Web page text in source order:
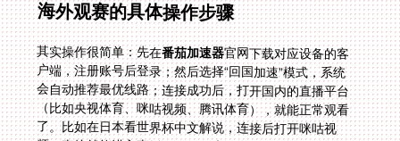
海外观赛的具体操作步骤
其实操作很简单：先在番茄加速器官网下载对应设备的客
户端，注册账号后登录；然后选择“回国加速”模式，系统
会自动推荐最优线路；连接成功后，打开国内的直播平台
（比如央视体育、咪咕视频、腾讯体育），就能正常观看
了。比如在日本看世界杯中文解说，连接后打开咪咕视
频，直接就能进入直播页面，再也不会有“无法播放”的提